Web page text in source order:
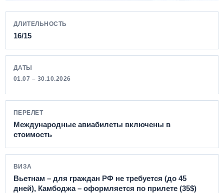
ДЛИТЕЛЬНОСТЬ
16/15
ДАТЫ
01.07 – 30.10.2026
ПЕРЕЛЕТ
Международные авиабилеты включены в
стоимость
ВИЗА
Вьетнам – для граждан РФ не требуется (до 45
дней), Камбоджа – оформляется по прилете (35$)